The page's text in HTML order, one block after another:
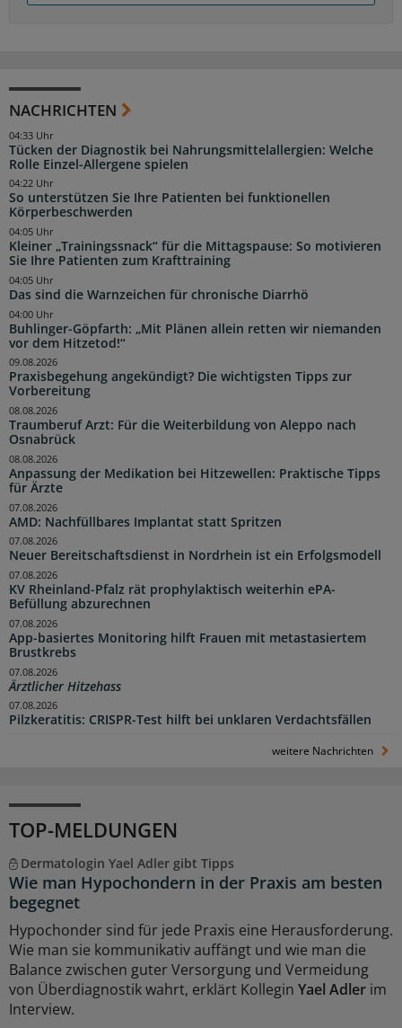
NACHRICHTEN
Tücken der Diagnostik bei Nahrungsmittelallergien: Welche
Rolle Einzel-Allergene spielen
04:33 Uhr
So unterstützen Sie Ihre Patienten bei funktionellen
Körperbeschwerden
04:22 Uhr
Kleiner „Trainingssnack“ für die Mittagspause: So motivieren
Sie Ihre Patienten zum Krafttraining
04:05 Uhr
Das sind die Warnzeichen für chronische Diarrhö
04:05 Uhr
Buhlinger-Göpfarth: „Mit Plänen allein retten wir niemanden
vor dem Hitzetod!“
04:00 Uhr
Praxisbegehung angekündigt? Die wichtigsten Tipps zur
Vorbereitung
09.08.2026
Traumberuf Arzt: Für die Weiterbildung von Aleppo nach
Osnabrück
08.08.2026
Anpassung der Medikation bei Hitzewellen: Praktische Tipps
für Ärzte
08.08.2026
AMD: Nachfüllbares Implantat statt Spritzen
07.08.2026
Neuer Bereitschaftsdienst in Nordrhein ist ein Erfolgsmodell
07.08.2026
KV Rheinland-Pfalz rät prophylaktisch weiterhin ePA-
Befüllung abzurechnen
07.08.2026
App-basiertes Monitoring hilft Frauen mit metastasiertem
Brustkrebs
07.08.2026
Ärztlicher Hitzehass
07.08.2026
Pilzkeratitis: CRISPR-Test hilft bei unklaren Verdachtsfällen
07.08.2026
weitere Nachrichten
TOP-MELDUNGEN
Dermatologin Yael Adler gibt Tipps
Wie man Hypochondern in der Praxis am besten
begegnet
Hypochonder sind für jede Praxis eine Herausforderung.
Wie man sie kommunikativ auffängt und wie man die
Balance zwischen guter Versorgung und Vermeidung
von Überdiagnostik wahrt, erklärt Kollegin Yael Adler im
Interview.